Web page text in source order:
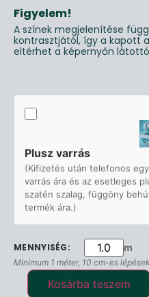
Figyelem!
A színek megjelenítése
kontrasztjától, így a kapott
eltérhet a képernyőn
Plusz varrás
(Kifizetés után telefonos
varrás ára és az esetleges
szatén szalag, függöny
termék ára.)
m
Minimum 1 méter, 10 cm-es
Kosárba teszem